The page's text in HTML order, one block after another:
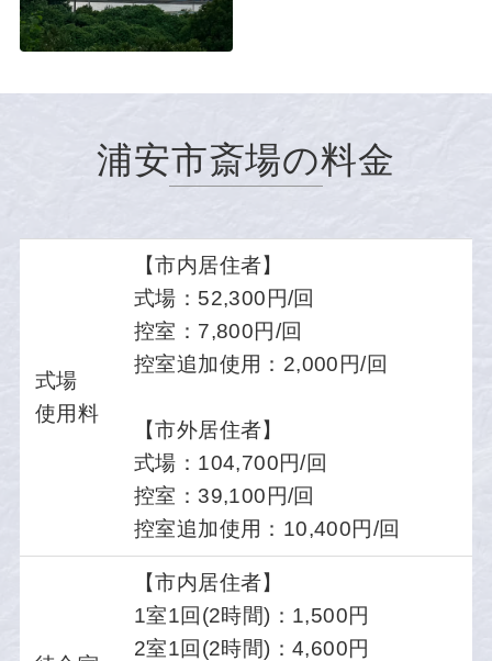
浦安市斎場の料金
式場
使用料
【市内居住者】
式場：52,300円/回
控室：7,800円/回
控室追加使用：2,000円/回
【市外居住者】
式場：104,700円/回
控室：39,100円/回
控室追加使用：10,400円/回
【市内居住者】
1室1回(2時間)：1,500円
2室1回(2時間)：4,600円